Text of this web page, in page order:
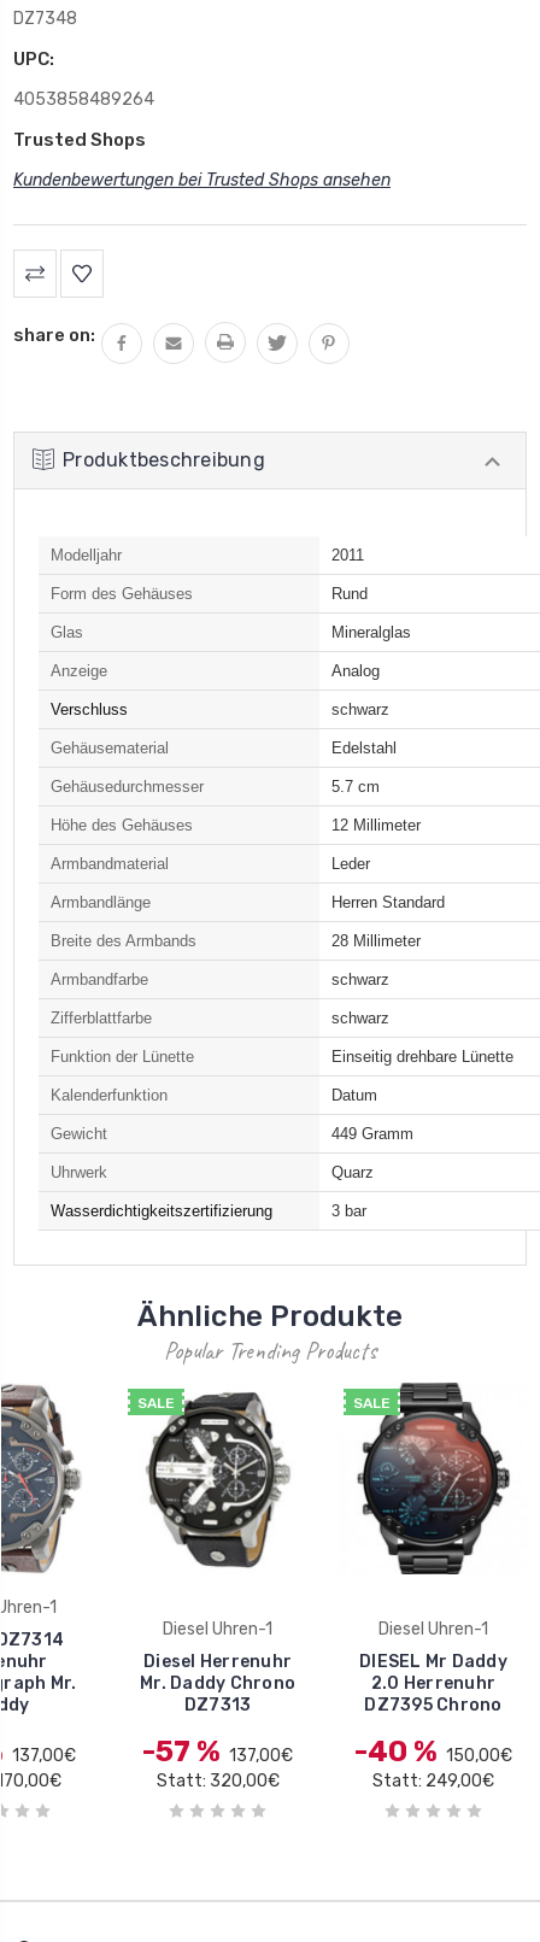
DZ7348
UPC:
4053858489264
Trusted Shops
Kundenbewertungen bei Trusted Shops ansehen
share on:
Produktbeschreibung
Modelljahr 2011
Form des Gehäuses Rund
Glas Mineralglas
Anzeige Analog
Verschluss schwarz
Gehäusematerial Edelstahl
Gehäusedurchmesser 5.7 cm
Höhe des Gehäuses 12 Millimeter
Armbandmaterial Leder
Armbandlänge Herren Standard
Breite des Armbands 28 Millimeter
Armbandfarbe schwarz
Zifferblattfarbe schwarz
Funktion der Lünette Einseitig drehbare Lünette
Kalenderfunktion Datum
Gewicht 449 Gramm
Uhrwerk Quarz
Wasserdichtigkeitszertifizierung 3 bar
Ähnliche Produkte
Popular Trending Products
1
Mr.
137,00€
SALE
Diesel Uhren-1
Diesel Herrenuhr
Mr. Daddy Chrono
DZ7313
-57 % 137,00€
Statt: 320,00€
SALE
Diesel Uhren-1
DIESEL Mr Daddy
2.0 Herrenuhr
DZ7395 Chrono
-40 % 150,00€
Statt: 249,00€